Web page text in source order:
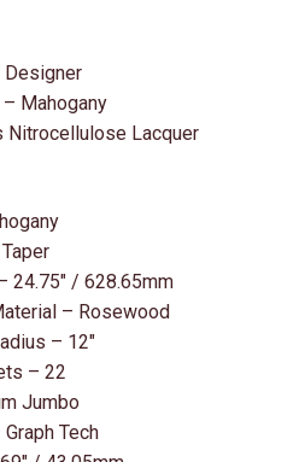
Designer
Mahogany
Nitrocellulose Lacquer
24.75″ / 628.65mm
– Rosewood
– 12″
– 22
Jumbo
Tech